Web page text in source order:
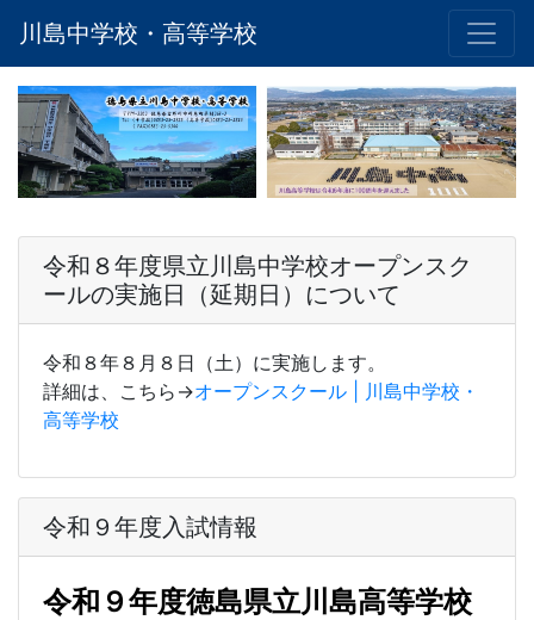
川島中学校・高等学校
令和８年度県立川島中学校オープンスク
ールの実施日（延期日）について
令和８年８月８日（土）に実施します。
詳細は、こちら→オープンスクール | 川島中学校・
高等学校
令和９年度入試情報
令和９年度徳島県立川島高等学校